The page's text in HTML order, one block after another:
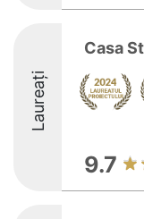
Laureați
Casa
9.7